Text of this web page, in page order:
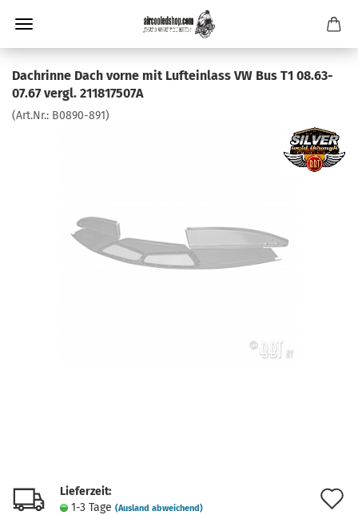
Dachrinne Dach vorne mit Lufteinlass VW Bus T1 08.63-
07.67 vergl. 211817507A
(Art.Nr.: B0890-891)
Lieferzeit:
1-3 Tage (Ausland abweichend)